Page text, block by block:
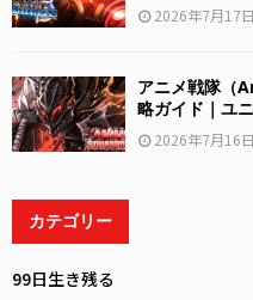
2026年7月17日
アニメ戦隊（
略ガイド｜ユ
2026年7月16日
カテゴリー
99日生き残る